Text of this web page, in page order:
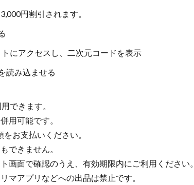
円割引されます。
にアクセスし、二次元コードを表示
読み込ませる
できます。
用可能です。
お支払いください。
できません。
画面で確認のうえ、有効期限内にご利用ください。
マアプリなどへの出品は禁止です。